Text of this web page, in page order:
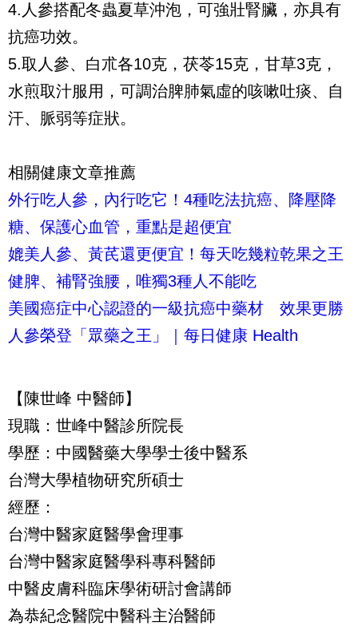
4.人參搭配冬蟲夏草沖泡，可強壯腎臟，亦具有
抗癌功效。
5.取人參、白朮各10克，茯苓15克，甘草3克，
水煎取汁服用，可調治脾肺氣虛的咳嗽吐痰、自
汗、脈弱等症狀。
相關健康文章推薦
外行吃人參，內行吃它！4種吃法抗癌、降壓降
糖、保護心血管，重點是超便宜
媲美人參、黃芪還更便宜！每天吃幾粒乾果之王
健脾、補腎強腰，唯獨3種人不能吃
美國癌症中心認證的一級抗癌中藥材 效果更勝
人參榮登「眾藥之王」｜每日健康 Health
【陳世峰 中醫師】
現職：世峰中醫診所院長
學歷：中國醫藥大學學士後中醫系
台灣大學植物研究所碩士
經歷：
台灣中醫家庭醫學會理事
台灣中醫家庭醫學科專科醫師
中醫皮膚科臨床學術研討會講師
為恭紀念醫院中醫科主治醫師